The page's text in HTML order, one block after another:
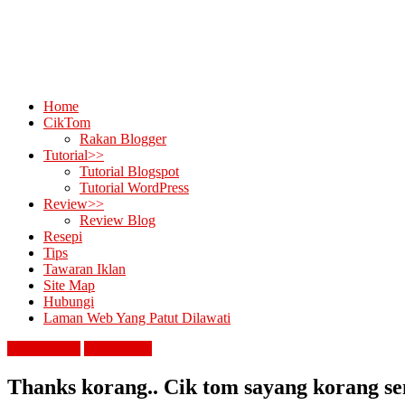
Home
CikTom
Rakan Blogger
Tutorial>>
Tutorial Blogspot
Tutorial WordPress
Review>>
Review Blog
Resepi
Tips
Tawaran Iklan
Site Map
Hubungi
Laman Web Yang Patut Dilawati
Thanks korang.. Cik tom sayang korang